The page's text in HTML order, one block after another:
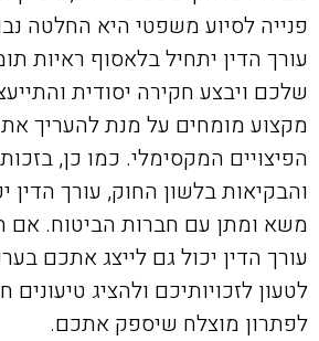
פנייה לסיוע משפטי היא החלטה
עורך הדין יתחיל בלאסוף ראיות
שלכם ויבצע חקירה יסודית
מקצוע מומחים על מנת להעריך את
הפיצויים המקסימלי. כמו כן,
והבקיאות בלשון החוק, עורך
משא ומתן עם חברות הביטוח. אם
עורך הדין יכול גם לייצג אתכם
לטעון לזכויותיכם ולהציג טיעונים
לפתרון מוצלח שיספק אתכם.